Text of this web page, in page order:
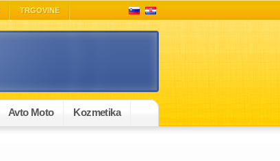
TRGOVINE
Avto Moto Kozmetika